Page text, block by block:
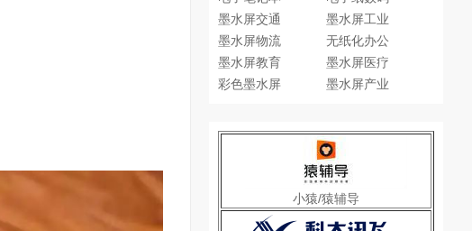
墨水屏交通
墨水屏工业
墨水屏物流
无纸化办公
墨水屏教育
墨水屏医疗
彩色墨水屏
墨水屏产业
小猿/猿辅导